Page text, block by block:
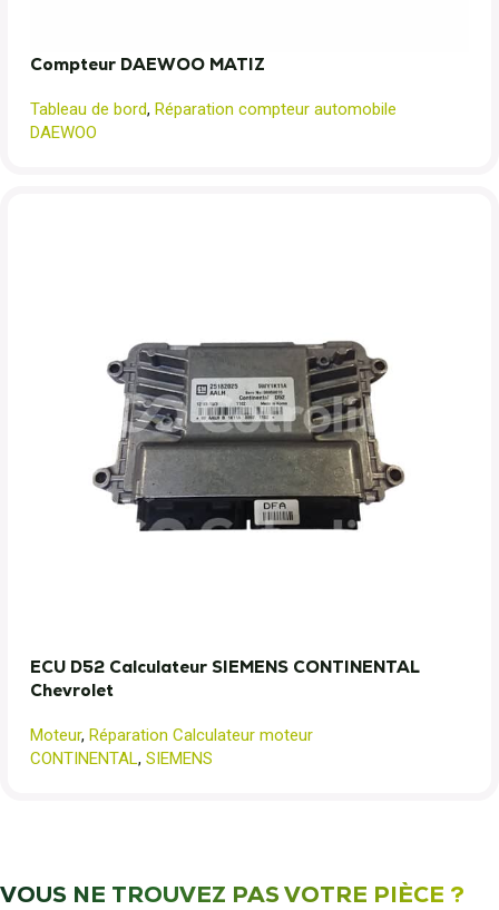
Compteur DAEWOO MATIZ
Tableau de bord, Réparation compteur automobile
DAEWOO
ECU D52 Calculateur SIEMENS CONTINENTAL
Chevrolet
Moteur, Réparation Calculateur moteur
CONTINENTAL, SIEMENS
VOUS NE TROUVEZ PAS VOTRE PIÈCE ?